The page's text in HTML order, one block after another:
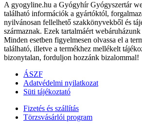
A gyogyline.hu a Gyógyhír Gyógyszertár
található információk a gyártóktól,
nyilvánosan fellelhető szakkönyvekből és
származnak. Ezek tartalmáért
Minden esetben figyelmesen olvassa el a
található, illetve a termékhez mellékelt
bizonytalan, forduljon hozzánk bizalommal!
ÁSZF
Adatvédelmi nyilatkozat
Süti tájékoztató
Fizetés és szállítás
Törzsvásárlói program